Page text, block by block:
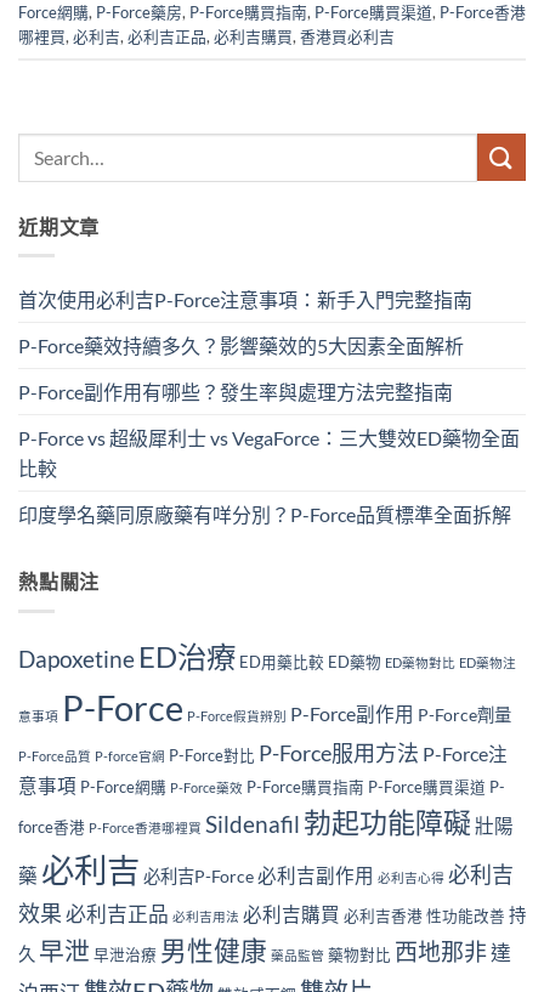
Force網購, P-Force藥房, P-Force購買指南, P-Force購買渠道, P-Force香港
哪裡買, 必利吉, 必利吉正品, 必利吉購買, 香港買必利吉
近期文章
首次使用必利吉P-Force注意事項：新手入門完整指南
P-Force藥效持續多久？影響藥效的5大因素全面解析
P-Force副作用有哪些？發生率與處理方法完整指南
P-Force vs 超級犀利士 vs VegaForce：三大雙效ED藥物全面
比較
印度學名藥同原廠藥有咩分別？P-Force品質標準全面拆解
熱點關注
Dapoxetine ED治療 ED用藥比較 ED藥物 ED藥物對比 ED藥物注
意事項 P-Force P-Force假貨辨別 P-Force副作用 P-Force劑量
P-Force品質 P-force官網 P-Force對比 P-Force服用方法 P-Force注
意事項 P-Force網購 P-Force藥效 P-Force購買指南 P-Force購買渠道 P-
force香港 P-Force香港哪裡買 Sildenafil 勃起功能障礙 壯陽
藥 必利吉 必利吉P-Force必利吉副作用 必利吉心得 必利吉
效果必利吉正品 必利吉用法 必利吉購買 必利吉香港 性功能改善 持
久 早泄 早泄治療 男性健康 藥品監管 藥物對比 西地那非達